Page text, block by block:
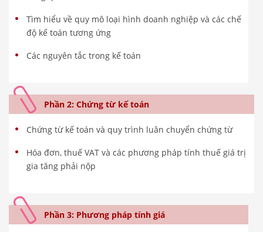
Tìm hiểu về quy mô loại hình doanh nghiệp và các chế
độ kế toán tương ứng
Các nguyên tắc trong kế toán
Phần 2: Chứng từ kế toán
Chứng từ kế toán và quy trình luân chuyển chứng từ
Hóa đơn, thuế VAT và các phương pháp tính thuế giá trị
gia tăng phải nộp
Phần 3: Phương pháp tính giá